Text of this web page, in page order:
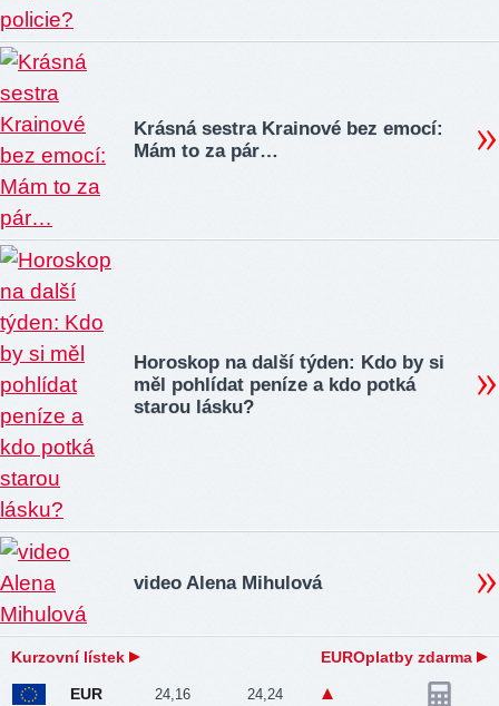
Krásná sestra Krainové bez emocí:
Mám to za pár…
Horoskop na další týden: Kdo by si
měl pohlídat peníze a kdo potká
starou lásku?
video Alena Mihulová
Kurzovní lístek EUROplatby zdarma
EUR 24,16 24,24